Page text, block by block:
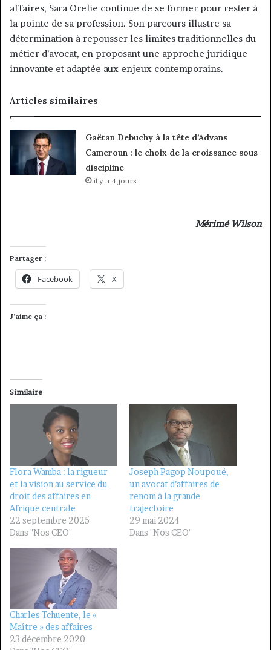
affaires, Sara Orelie continue de se former pour rester à
la pointe de sa profession. Son parcours illustre sa
détermination à repousser les limites traditionnelles du
métier d’avocat, en proposant une approche juridique
innovante et adaptée aux enjeux contemporains.
Articles similaires
Gaëtan Debuchy à la tête d’Advans
Cameroun : le choix de la croissance sous
discipline
il y a 4 jours
Mérimé Wilson
Partager :
Facebook X
J’aime ça :
Similaire
Flora Wamba : la rigueur
et la vision au service du
droit des affaires en
Afrique centrale
22 septembre 2025
Dans "Nos CEO"
Joseph Pagop Noupoué,
un avocat d’affaires de
renom à la grande
trajectoire
29 mai 2024
Dans "Nos CEO"
Charles Tchuente, le «
Maître » des affaires
23 décembre 2020